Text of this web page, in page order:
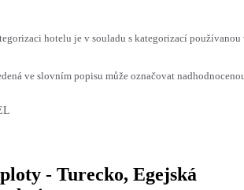
hotelu je v souladu s kategorizací
ve slovním popisu může označovat
- Turecko, Egejská